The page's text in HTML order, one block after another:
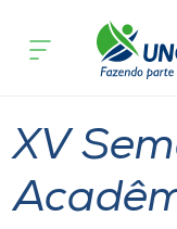
Cursos
Pesquisa
acontece
XV